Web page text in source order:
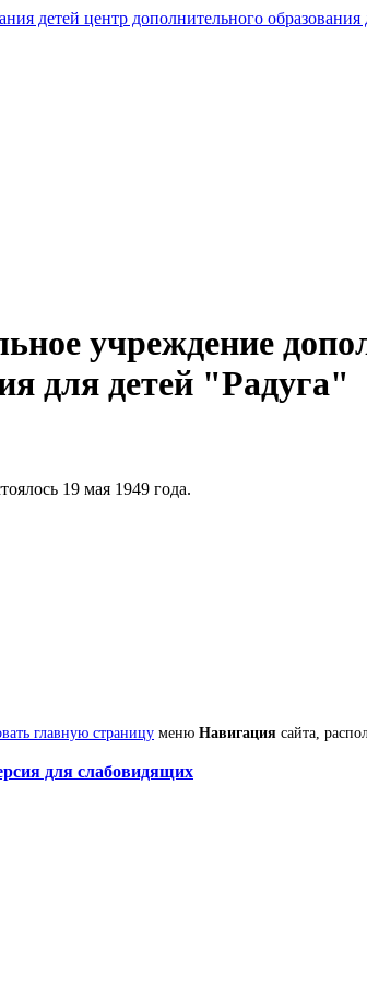
детей центр дополнительного образования
учреждение
для детей "Радуга"
19 мая 1949 года.
главную страницу меню Навигация сайта,
для слабовидящих